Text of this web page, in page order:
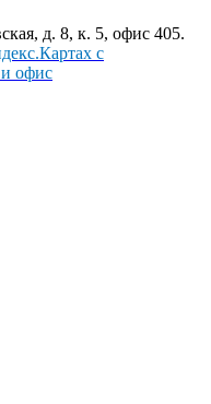
д. 8, к. 5, офис 405.
с
офис